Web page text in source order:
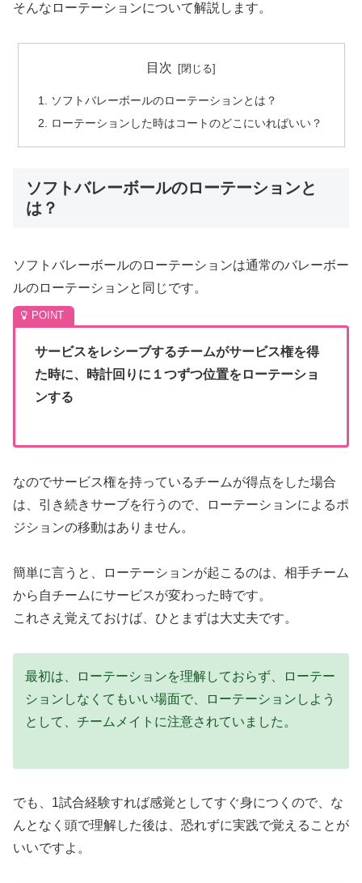
そんなローテーションについて解説します。
目次
ソフトバレーボールのローテーションとは？
ローテーションした時はコートのどこにいればいい？
ソフトバレーボールのローテーションと
は？
ソフトバレーボールのローテーションは通常のバレーボー
ルのローテーションと同じです。
サービスをレシーブするチームがサービス権を得
た時に、時計回りに１つずつ位置をローテーショ
ンする
なのでサービス権を持っているチームが得点をした場合
は、引き続きサーブを行うので、ローテーションによるポ
ジションの移動はありません。
簡単に言うと、ローテーションが起こるのは、相手チーム
から自チームにサービスが変わった時です。
これさえ覚えておけば、ひとまずは大丈夫です。
最初は、ローテーションを理解しておらず、ローテー
ションしなくてもいい場面で、ローテーションしよう
として、チームメイトに注意されていました。
でも、1試合経験すれば感覚としてすぐ身につくので、な
んとなく頭で理解した後は、恐れずに実践で覚えることが
いいですよ。